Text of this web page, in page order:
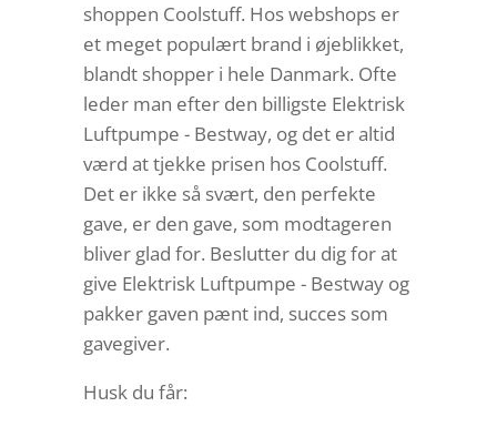
shoppen Coolstuff. Hos webshops er
et meget populært brand i øjeblikket,
blandt shopper i hele Danmark. Ofte
leder man efter den billigste Elektrisk
Luftpumpe - Bestway, og det er altid
værd at tjekke prisen hos Coolstuff.
Det er ikke så svært, den perfekte
gave, er den gave, som modtageren
bliver glad for. Beslutter du dig for at
give Elektrisk Luftpumpe - Bestway og
pakker gaven pænt ind, succes som
gavegiver.
Husk du får: